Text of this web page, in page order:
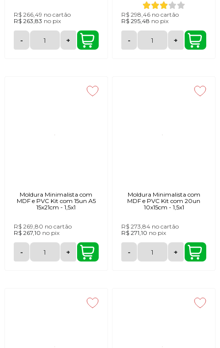
R$ 266,49 no cartão
R$ 263,83 no pix
- +
R$ 298,46 no cartão
R$ 295,48 no pix
- +
Moldura Minimalista com
MDF e PVC Kit com 15un A5
15x21cm - 1,5x1
R$ 269,80 no cartão
R$ 267,10 no pix
- +
Moldura Minimalista com
MDF e PVC Kit com 20un
10x15cm - 1,5x1
R$ 273,84 no cartão
R$ 271,10 no pix
- +